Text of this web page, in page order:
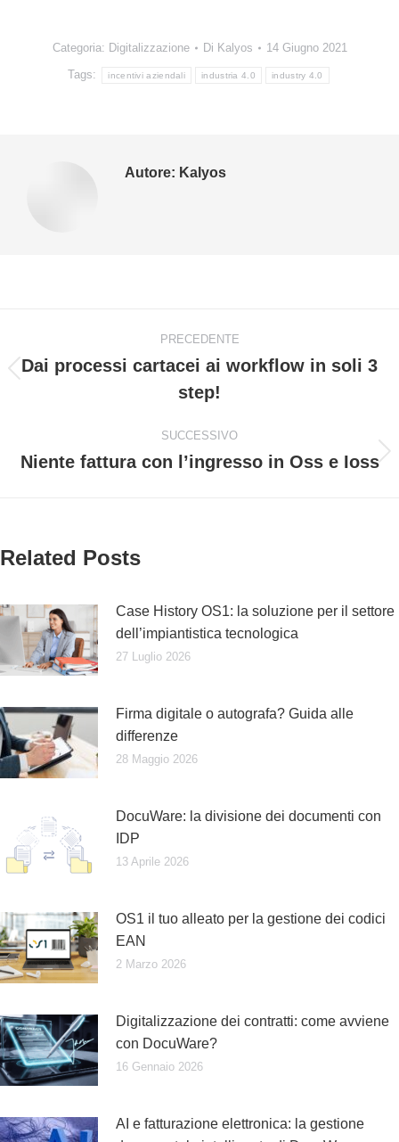
Categoria: Digitalizzazione Di Kalyos 14 Giugno 2021
Tags: incentivi aziendali industria 4.0 industry 4.0
Autore: Kalyos
tra
PRECEDENTE
precedente:
Dai processi cartacei ai workflow in soli 3
step!
SUCCESSIVO
Prossimo
Niente fattura con l’ingresso in Oss e Ioss
Related Posts
Case History OS1: la soluzione per il settore
dell’impiantistica tecnologica
27 Luglio 2026
Firma digitale o autografa? Guida alle
differenze
28 Maggio 2026
DocuWare: la divisione dei documenti con
IDP
13 Aprile 2026
OS1 il tuo alleato per la gestione dei codici
EAN
2 Marzo 2026
Digitalizzazione dei contratti: come avviene
con DocuWare?
16 Gennaio 2026
AI e fatturazione elettronica: la gestione